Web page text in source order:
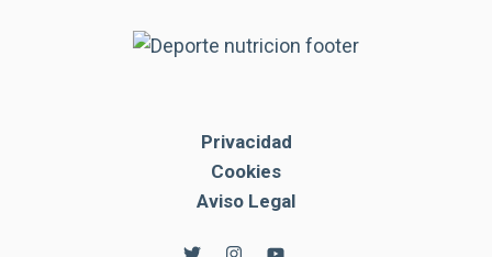
Privacidad
Cookies
Aviso Legal